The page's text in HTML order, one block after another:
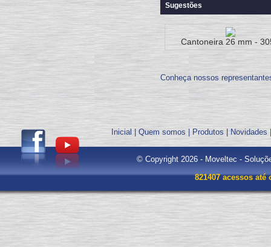
Sugestões
Cantoneira 26 mm -
Conheça nossos
Inicial Quem somos Produtos | Novidades
© Copyright 2026 - Moveltec -
821407 acessos